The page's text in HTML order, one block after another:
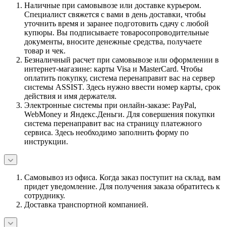
Наличные при самовывозе или доставке курьером.
Специалист свяжется с вами в день доставки, чтобы
уточнить время и заранее подготовить сдачу с любой
купюры. Вы подписываете товаросопроводительные
документы, вносите денежные средства, получаете
товар и чек.
Безналичный расчет при самовывозе или оформлении в
интернет-магазине: карты Visa и MasterCard. Чтобы
оплатить покупку, система перенаправит вас на сервер
системы ASSIST. Здесь нужно ввести номер карты, срок
действия и имя держателя.
Электронные системы при онлайн-заказе: PayPal,
WebMoney и Яндекс.Деньги. Для совершения покупки
система перенаправит вас на страницу платежного
сервиса. Здесь необходимо заполнить форму по
инструкции.
Самовывоз из офиса. Когда заказ поступит на склад, вам
придет уведомление. Для получения заказа обратитесь к
сотруднику.
Доставка транспортной компанией.